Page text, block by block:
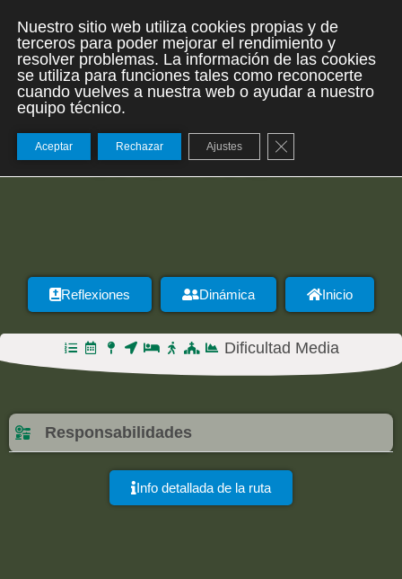
DÍA 29 – ARZÚA
Reflexiones Dinámica Inicio
Dificultad Media
Responsabilidades
Info detallada de la ruta
Nuestro sitio web utiliza cookies propias y de
terceros para poder mejorar el rendimiento y
resolver problemas. La información de las cookies
se utiliza para funciones tales como reconocerte
cuando vuelves a nuestra web o ayudar a nuestro
equipo técnico.
Aceptar Rechazar Ajustes Cerrar el banner de